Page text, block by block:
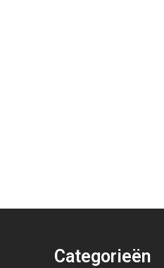
Categorieën